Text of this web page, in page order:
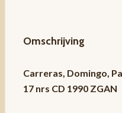
Omschrijving
Carreras, Domingo,
17 nrs CD 1990 ZGAN